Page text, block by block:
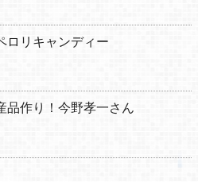
ロリキャンディー
品作り！今野孝一さん